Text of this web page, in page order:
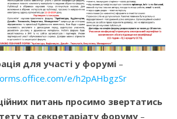
для участі у форумі–
e/h2pAHbgzSr
питань просимо звертатись
та секретаріату форуму –